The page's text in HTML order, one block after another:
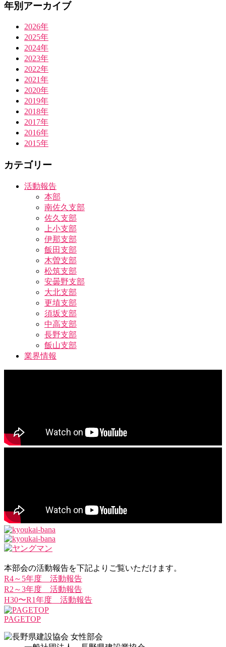
年別アーカイブ
2026年
2025年
2024年
2023年
2022年
2021年
2020年
2019年
2018年
2017年
2016年
2015年
カテゴリー
活動報告
本部
南佐久支部
佐久支部
上小支部
伊那支部
飯田支部
木曽支部
松筑支部
安曇野支部
大北支部
更埴支部
須坂支部
中高支部
長野支部
飯山支部
業界情報
本部会の活動報告を下記よりご覧いただけます。
R4～5年度 活動報告
R2～3年度 活動報告
H30〜R1年度 活動報告
PAGETOP